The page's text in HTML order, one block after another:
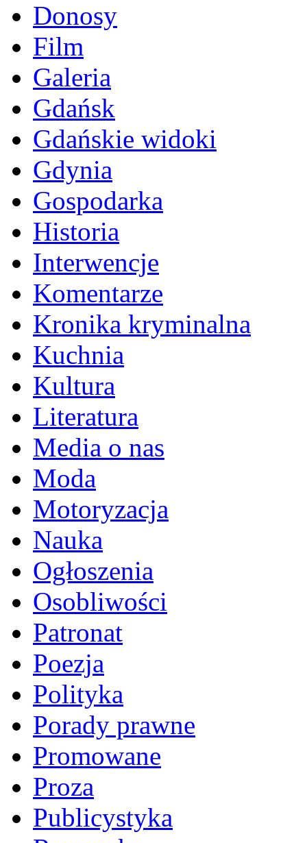
Donosy
Film
Galeria
Gdańsk
Gdańskie widoki
Gdynia
Gospodarka
Historia
Interwencje
Komentarze
Kronika kryminalna
Kuchnia
Kultura
Literatura
Media o nas
Moda
Motoryzacja
Nauka
Ogłoszenia
Osobliwości
Patronat
Poezja
Polityka
Porady prawne
Promowane
Proza
Publicystyka